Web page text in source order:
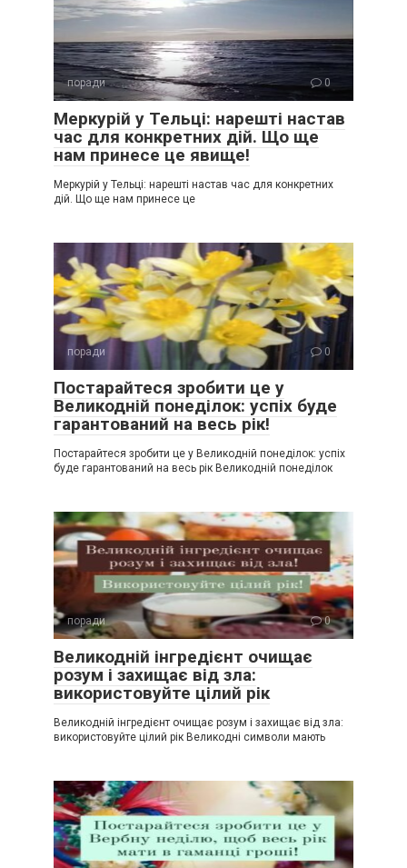
поради 0
Меркурій у Тельці: нарешті настав
час для конкретних дій. Що ще
нам принесе це явище!
Меркурій у Тельці: нарешті настав час для конкретних
дій. Що ще нам принесе це
поради 0
Постарайтеся зробити це у
Великодній понеділок: успіх буде
гарантований на весь рік!
Постарайтеся зробити це у Великодній понеділок: успіх
буде гарантований на весь рік Великодній понеділок
поради 0
Великодній інгредієнт очищає
розум і захищає від зла:
використовуйте цілий рік
Великодній інгредієнт очищає розум і захищає від зла:
використовуйте цілий рік Великодні символи мають